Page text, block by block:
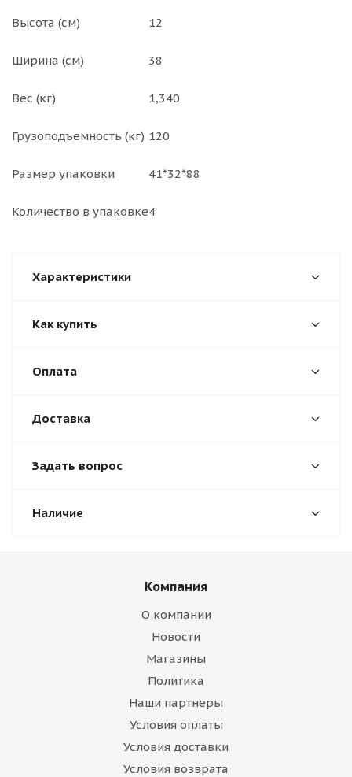
Высота (см)
Ширина (см)
Вес (кг)
Грузоподъемность (кг)
Размер упаковки
Количество в упаковке
12
38
1,340
120
41*32*88
4
Характеристики
Как купить
Оплата
Доставка
Задать вопрос
Наличие
Компания
О компании
Новости
Магазины
Политика
Наши партнеры
Условия оплаты
Условия доставки
Условия возврата